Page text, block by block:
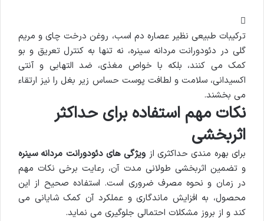
ترکیبات طبیعی نظیر عصاره دم اسب، روغن درخت چای و مریم
گلی در دئودورانت مردانه سینره، نه تنها به کنترل تعریق و بو
کمک می کنند، بلکه با خواص مغذی، ضد التهابی و آنتی
اکسیدانی، سلامت و لطافت پوست حساس زیر بغل را نیز ارتقاء
می بخشند.
نکات مهم استفاده برای حداکثر
اثربخشی
برای بهره مندی حداکثری از ویژگی های دئودورانت مردانه سینره
و تضمین اثربخشی طولانی مدت آن، رعایت برخی نکات مهم
در زمان و نحوه مصرف ضروری است. استفاده صحیح از این
محصول، به افزایش ماندگاری و عملکرد آن کمک شایانی می
کند و از بروز مشکلات احتمالی جلوگیری می نماید.